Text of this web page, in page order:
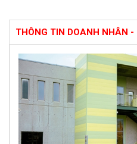
THÔNG TIN DOANH NHÂN -